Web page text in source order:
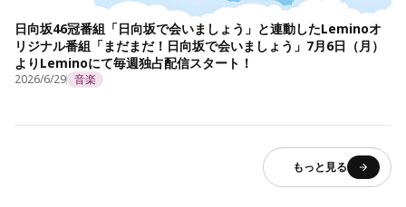
日向坂46冠番組「日向坂で会いましょう」と連動したLeminoオ
リジナル番組「まだまだ！日向坂で会いましょう」7月6日（月）
よりLeminoにて毎週独占配信スタート！
2026/6/29 音楽
もっと見る